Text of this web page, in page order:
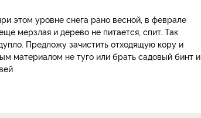
этом уровне снега рано весной, в феврале
мерзлая и дерево не питается, спит. Так
Предложу зачистить отходящую кору и
материалом не туго или брать садовый бинт и